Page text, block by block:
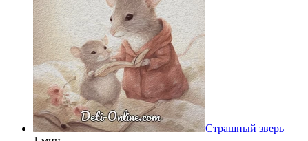
Страшный зверь